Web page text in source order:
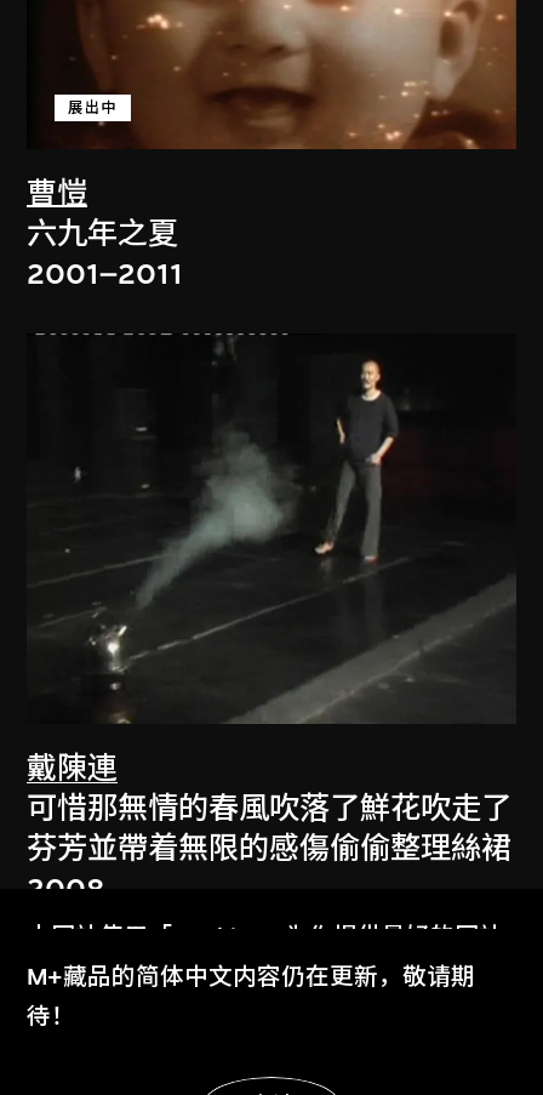
曹愷
展出中
六九年之夏
2001–2011
戴陳連
可惜那無情的春風吹落了鮮花吹走了
芬芳並帶着無限的感傷偷偷整理絲裙
2008
本网站使用「Cookies」为你提供最好的网站
体验。
了解更多
M+藏品的简体中文内容仍在更新，敬请期
待！
显示更多